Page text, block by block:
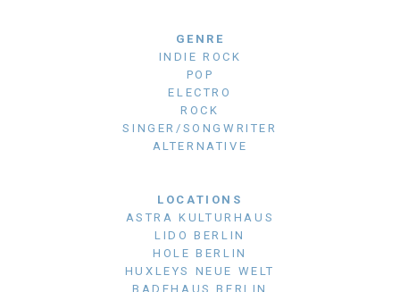
GENRE
INDIE ROCK
POP
ELECTRO
ROCK
SINGER/SONGWRITER
ALTERNATIVE
LOCATIONS
ASTRA KULTURHAUS
LIDO BERLIN
HOLE BERLIN
HUXLEYS NEUE WELT
BADEHAUS BERLIN